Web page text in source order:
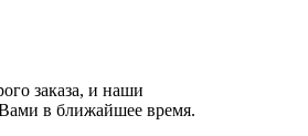
заказа, и наши
в ближайшее время.